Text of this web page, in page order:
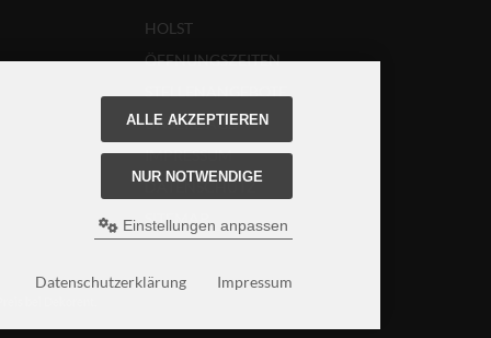
HOLST
ÖFFNUNGSZEITEN
UNSERE AGB
IMPRESSUM
DATENSCHUTZ
SITEMAP
ALLE AKZEPTIEREN
NUR NOTWENDIGE
Einstellungen anpassen
Datenschutzerklärung Impressum